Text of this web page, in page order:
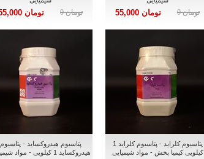
تومان 0 تومان 55,000 تومان 0 تومان 55,000
پتاسیوم کلراید - پتاسیوم کلراید 1
کیلویی کیمیا پخش - مواد شیمیایی
پتاسیوم هیدروکساید - پتاسیوم
هیدروکساید 1 کیلویی - مواد شیمیایی